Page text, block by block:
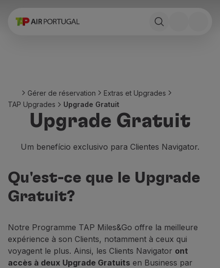
Réserver
Stopover
Informations de voyage
Bagage
Besoins spéciaux
Voyager avec des animaux
Exigences et documentation
À bord
Vols en Business
Vols en Economy
Repas à bord
Divertissements
Wi-Fi
Gérer de réservation
Extras et Upgrades
TAP Upgrades
Upgrade Gratuit
Upgrade Gratuit
Um benefício exclusivo para Clientes Navigator.
Qu'est-ce que le Upgrade
Gratuit?
Notre Programme TAP Miles&Go offre la meilleure
expérience à son Clients, notamment à ceux qui
voyagent le plus. Ainsi, les Clients Navigator ont
accès à deux Upgrade Gratuits en Business par